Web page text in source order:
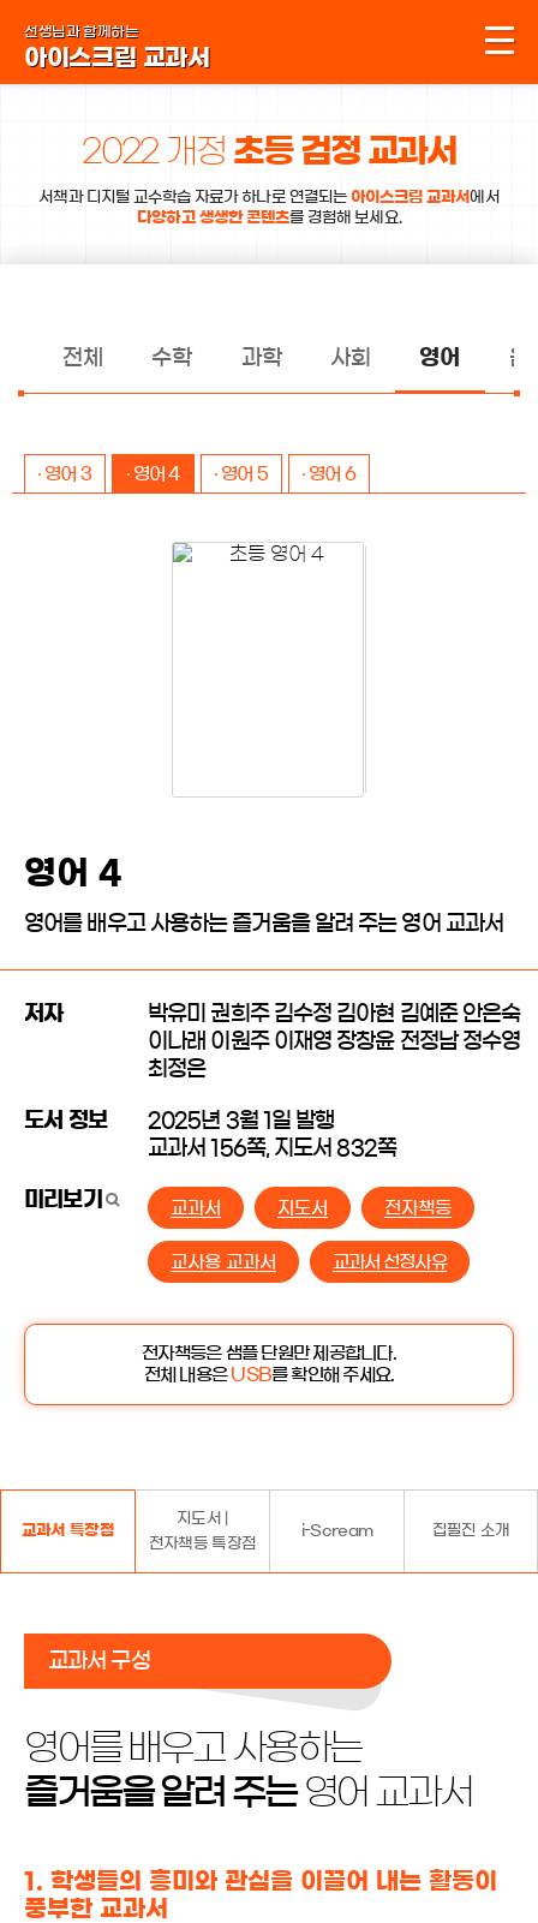
선생님과 함께하는
아이스크림 교과서
2022 개정 초등 검정 교과서
서책과 디지털 교수학습 자료가 하나로 연결되는 아이스크림 교과서에서
다양하고 생생한 콘텐츠를 경험해 보세요.
전체 수학 과학 사회 영어 음
영어 3 영어 4 영어 5 영어 6
영어 4
영어를 배우고 사용하는 즐거움을 알려 주는 영어 교과서
저자
박유미 권희주 김수정 김아현 김예준 안은숙
이나래 이원주 이재영 장창윤 전정남 정수영
최정은
도서 정보
2025년 3월 1일 발행
교과서 156쪽, 지도서 832쪽
미리보기 교과서 지도서 전자책등
교사용 교과서 교과서 선정사유
전자책등은 샘플 단원만 제공합니다.
전체 내용은 USB를 확인해 주세요.
교과서 특장점
지도서 |
전자책등 특장점
i-Scream 집필진 소개
교과서 구성
영어를 배우고 사용하는
즐거움을 알려 주는영어 교과서
1. 학생들의 흥미와 관심을 이끌어 내는 활동이
풍부한 교과서